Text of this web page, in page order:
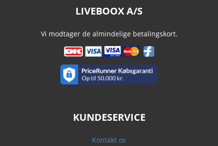
LIVEBOOX A/S
Vi modtager de almindelige betalingskort.
KUNDESERVICE
Kontakt os